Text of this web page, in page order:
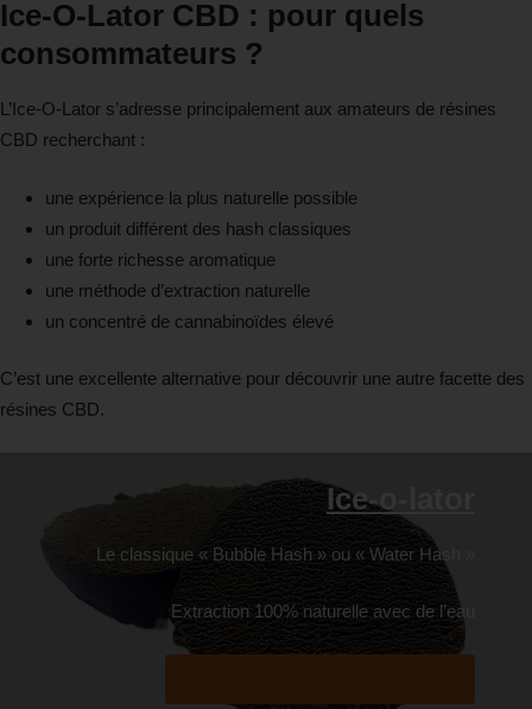
Ice-O-Lator CBD : pour quels
consommateurs ?
L’Ice-O-Lator s’adresse principalement aux amateurs de résines
CBD recherchant :
une expérience la plus naturelle possible
un produit différent des hash classiques
une forte richesse aromatique
une méthode d’extraction naturelle
un concentré de cannabinoïdes élevé
C’est une excellente alternative pour découvrir une autre facette des
résines CBD.
Ice-o-lator
Le classique « Bubble Hash » ou « Water Hash »
Extraction 100% naturelle avec de l’eau